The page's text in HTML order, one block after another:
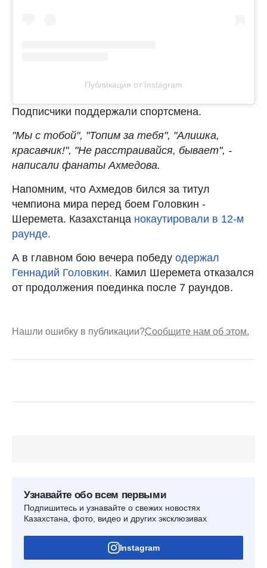
Публикация от Instagram
Подписчики поддержали спортсмена.
"Мы с тобой", "Топим за тебя", "Алишка,
красавчик!", "Не расстраивайся, бывает", -
написали фанаты Ахмедова.
Напомним, что Ахмедов бился за титул
чемпиона мира перед боем Головкин -
Шеремета. Казахстанца нокаутировали в 12-м
раунде.
А в главном бою вечера победу одержал
Геннадий Головкин. Камил Шеремета отказался
от продолжения поединка после 7 раундов.
Нашли ошибку в публикации?Сообщите нам об этом.
Узнавайте обо всем первыми
Подпишитесь и узнавайте о свежих новостях
Казахстана, фото, видео и других эксклюзивах
Instagram